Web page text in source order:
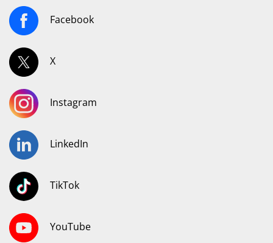
Facebook
X
Instagram
LinkedIn
TikTok
YouTube